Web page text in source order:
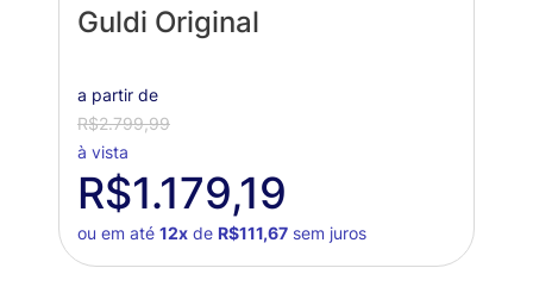
Guldi Original
a partir de
R$2.799,99
à vista
R$1.179,19
ou em até 12xde R$111,67sem juros